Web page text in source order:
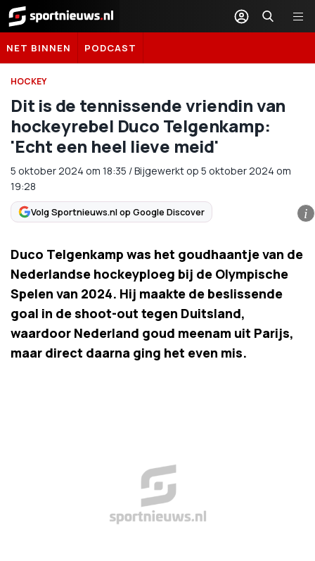
Sportnieuws.nl
NET BINNEN PODCAST
HOCKEY
Dit is de tennissende vriendin van
hockeyrebel Duco Telgenkamp:
'Echt een heel lieve meid'
5 oktober 2024 om 18:35 /Bijgewerkt op 5 oktober 2024 om
19:28
Volg Sportnieuws.nl op Google Discover i
Duco Telgenkamp was het goudhaantje van de
Nederlandse hockeyploeg bij de Olympische
Spelen van 2024. Hij maakte de beslissende
goal in de shoot-out tegen Duitsland,
waardoor Nederland goud meenam uit Parijs,
maar direct daarna ging het even mis.